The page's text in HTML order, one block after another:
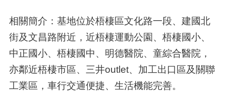
相關簡介： 基地位於梧棲區文化路一段、建國北
街及文昌路附近，近梧棲運動公園、梧棲國小、
中正國小、梧棲國中、明德醫院、童綜合醫院，
亦鄰近梧棲市區、三井outlet、加工出口區及關聯
工業區，車行交通便捷、生活機能完善。